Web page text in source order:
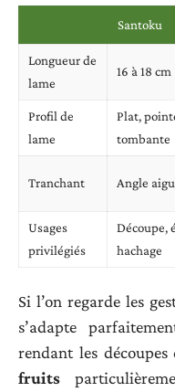
Santoku
Longueur de
lame
16 à 18 cm
Profil de
lame
Plat,
tombante
Tranchant Angle aigu
Usages
privilégiés
Découpe,
hachage
Si l’on regarde les
s’adapte
rendant les découpes
fruits